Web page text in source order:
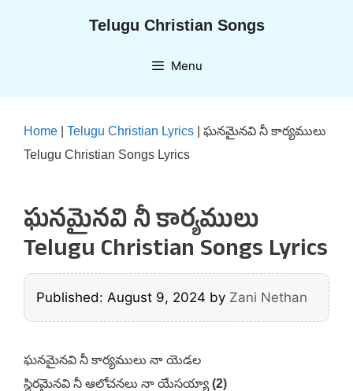
Telugu Christian Songs
Menu
Home Telugu Christian Lyrics
ఘనమైనవి నీ కార్యములు
Telugu Christian Songs Lyrics
ఘనమైనవి నీ కార్యములు
Telugu Christian Songs Lyrics
Published: August 9, 2024 by Zani Nethan
ఘనమైనవి నీ కార్యములు నా యెడల
స్థిరమైనవి నీ ఆలోచనలు నా యేసయ్యా (2)